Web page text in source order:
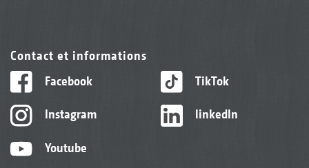
Contact et informations
Facebook
Instagram
Youtube
TikTok
linkedIn